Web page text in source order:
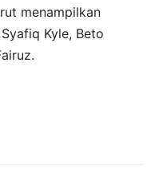
menampilkan
Kyle, Beto